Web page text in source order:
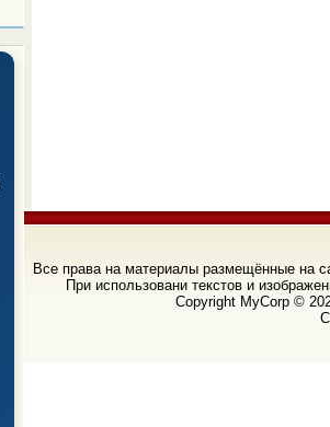
Все права на материалы размещённые на
При использовани текстов и
Copyright MyCorp ©